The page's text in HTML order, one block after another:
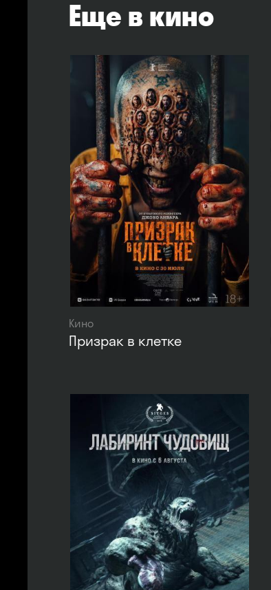
Еще в кино
Кино
Призрак в клетке